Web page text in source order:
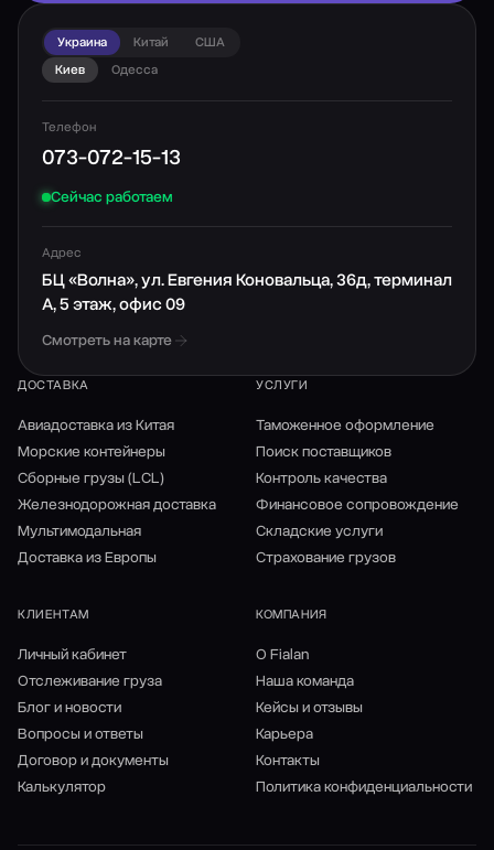
Украина Китай
США
Киев
Одесса
Телефон
073-072-15-13
Сейчас работаем
Адрес
БЦ «Волна», ул. Евгения Коновальца, 36д, терминал
А, 5 этаж, офис 09
Смотреть на карте
ДОСТАВКА
Авиадоставка из Китая
Морские контейнеры
Сборные грузы (LCL)
Железнодорожная доставка
Мультимодальная
Доставка из Европы
УСЛУГИ
Таможенное оформление
Поиск поставщиков
Контроль качества
Финансовое сопровождение
Складские услуги
Страхование грузов
КЛИЕНТАМ
Личный кабинет
Отслеживание груза
Блог и новости
Вопросы и ответы
Договор и документы
Калькулятор
КОМПАНИЯ
О Fialan
Наша команда
Кейсы и отзывы
Карьера
Контакты
Политика конфиденциальности